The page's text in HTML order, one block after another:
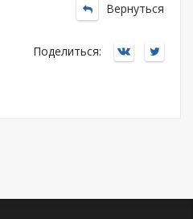
Вернуться
Поделиться: